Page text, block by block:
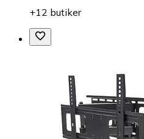
+12 butiker